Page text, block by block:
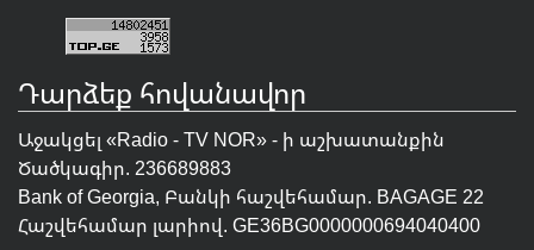
Դարձեք հովանավոր
Աջակցել «Radio - TV NOR» - ի աշխատանքին
Ծածկագիր. 236689883
Bank of Georgia, Բանկի հաշվեհամար. BAGAGE 22
Հաշվեհամար լարիով. GE36BG0000000694040400